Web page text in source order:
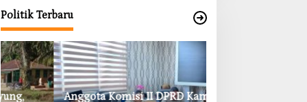
Politik Terbaru
Anggota Komisi II DPRD Kampar